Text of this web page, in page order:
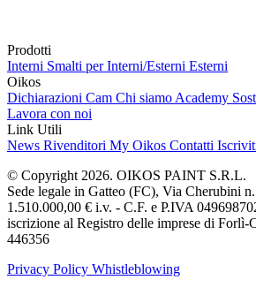
Prodotti
Interni Smalti per Interni/Esterni Esterni
Oikos
Dichiarazioni Cam Chi siamo Academy
Lavora con noi
Link Utili
News Rivenditori My Oikos Contatti
© Copyright 2026. OIKOS PAINT S.R.L.
Sede legale in Gatteo (FC), Via Cherubini
1.510.000,00 € i.v. - C.F. e P.IVA
iscrizione al Registro delle imprese di Forlì-
446356
Privacy Policy Whistleblowing